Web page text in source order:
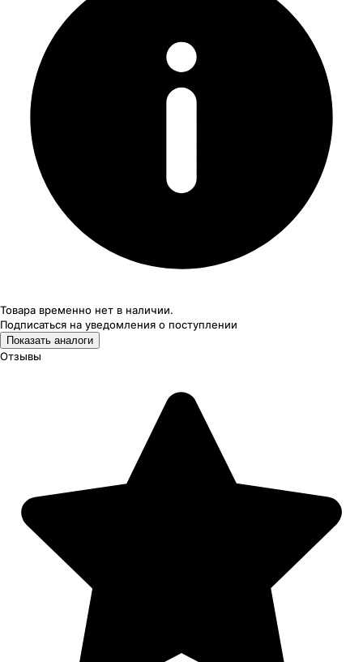
Товара временно нет в наличии.
Подписаться на уведомления о поступлении
Показать аналоги
Отзывы